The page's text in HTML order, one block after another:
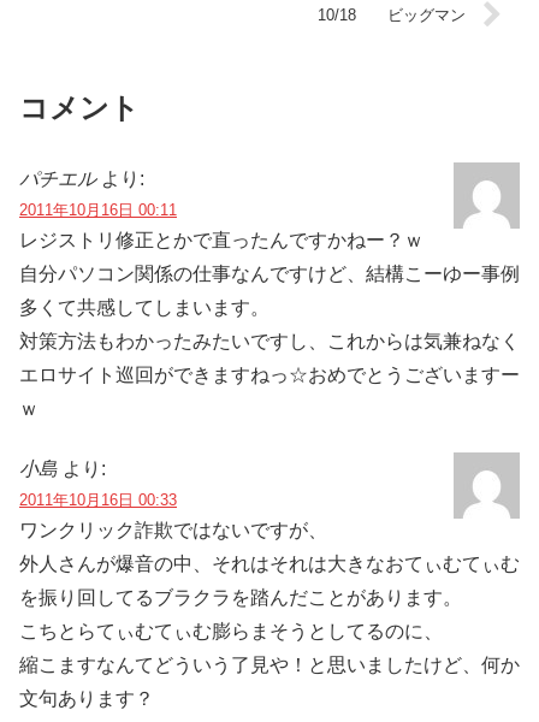
10/18 ビッグマン
コメント
パチエル より:
2011年10月16日 00:11
レジストリ修正とかで直ったんですかねー？ｗ
自分パソコン関係の仕事なんですけど、結構こーゆー事例
多くて共感してしまいます。
対策方法もわかったみたいですし、これからは気兼ねなく
エロサイト巡回ができますねっ☆おめでとうございますー
ｗ
小島 より:
2011年10月16日 00:33
ワンクリック詐欺ではないですが、
外人さんが爆音の中、それはそれは大きなおてぃむてぃむ
を振り回してるブラクラを踏んだことがあります。
こちとらてぃむてぃむ膨らまそうとしてるのに、
縮こますなんてどういう了見や！と思いましたけど、何か
文句あります？